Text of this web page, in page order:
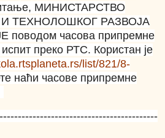
МИНИСТАРСТВО
ТЕХНОЛОШКОГ РАЗВОЈА
часова припремне
преко РТС. Користан је
list/821/8-
наћи часове припремне